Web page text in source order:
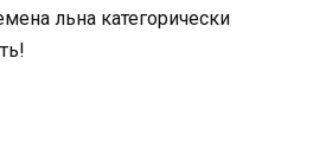
льна категорически